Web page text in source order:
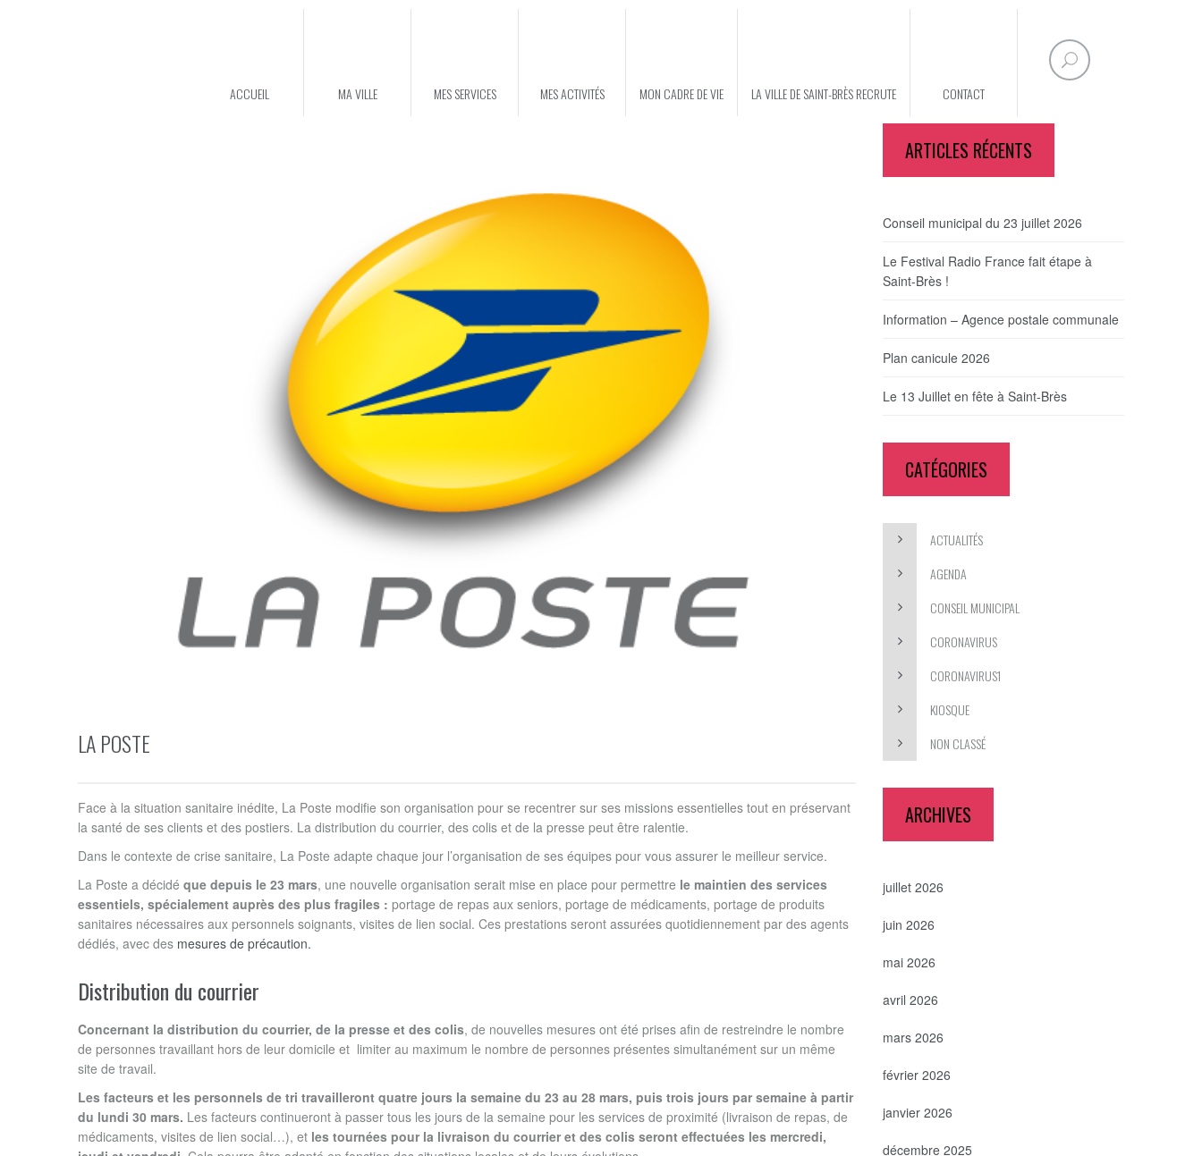
ACCUEIL MA VILLE MES SERVICES MES ACTIVITÉS MON CADRE DE VIE LA VILLE DE SAINT-BRÈS RECRUTE CONTACT
LA POSTE
Face à la situation sanitaire inédite, La Poste modifie son organisation pour se recentrer sur ses missions essentielles tout en préservant
la santé de ses clients et des postiers. La distribution du courrier, des colis et de la presse peut être ralentie.
Dans le contexte de crise sanitaire, La Poste adapte chaque jour l’organisation de ses équipes pour vous assurer le meilleur service.
La Poste a décidé que depuis le 23 mars, une nouvelle organisation serait mise en place pour permettre le maintien des services
essentiels, spécialement auprès des plus fragiles : portage de repas aux seniors, portage de médicaments, portage de produits
sanitaires nécessaires aux personnels soignants, visites de lien social. Ces prestations seront assurées quotidiennement par des agents
dédiés, avec des mesures de précaution.
Distribution du courrier
Concernant la distribution du courrier, de la presse et des colis, de nouvelles mesures ont été prises afin de restreindre le nombre
de personnes travaillant hors de leur domicile et limiter au maximum le nombre de personnes présentes simultanément sur un même
site de travail.
Les facteurs et les personnels de tri travailleront quatre jours la semaine du 23 au 28 mars, puis trois jours par semaine à partir
du lundi 30 mars. Les facteurs continueront à passer tous les jours de la semaine pour les services de proximité (livraison de repas, de
médicaments, visites de lien social…), et les tournées pour la livraison du courrier et des colis seront effectuées les mercredi,
ARTICLES RÉCENTS
Conseil municipal du 23 juillet 2026
Le Festival Radio France fait étape à
Saint-Brès !
Information – Agence postale communale
Plan canicule 2026
Le 13 Juillet en fête à Saint-Brès
CATÉGORIES
ACTUALITÉS
AGENDA
CONSEIL MUNICIPAL
CORONAVIRUS
CORONAVIRUS1
KIOSQUE
NON CLASSÉ
ARCHIVES
juillet 2026
juin 2026
mai 2026
avril 2026
mars 2026
février 2026
janvier 2026
décembre 2025